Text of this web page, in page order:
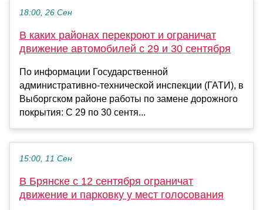
18:00, 26 Сен
В каких районах перекроют и ограничат
движение автомобилей с 29 и 30 сентября
По информации Государственной
административно-технической инспекции (ГАТИ), в
Выборгском районе работы по замене дорожного
покрытия: С 29 по 30 сентя...
15:00, 11 Сен
В Брянске с 12 сентября ограничат
движение и парковку у мест голосования